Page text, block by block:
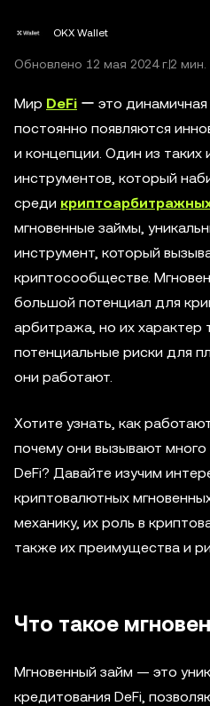
OKX Wallet
Обновлено 12 мая 2024 г. 2 мин.
Мир DeFi ー это
постоянно появляются
и концепции. Один из таких
инструментов, который
среди
мгновенные займы,
инструмент, который
криптосообществе.
большой потенциал для
арбитража, но их характер
потенциальные риски для
они работают.
Хотите узнать, как
почему они вызывают
DeFi? Давайте изучим
криптовалютных
механику, их роль в
также их преимущества и
Что такое
Мгновенный займ — это
кредитования DeFi,